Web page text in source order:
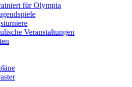
für Olympia
Veranstaltungen